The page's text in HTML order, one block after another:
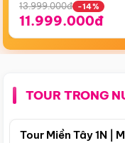
13.999.000đ -14%
11.999.000đ
TOUR TRONG
Tour Miền Tây 1N |